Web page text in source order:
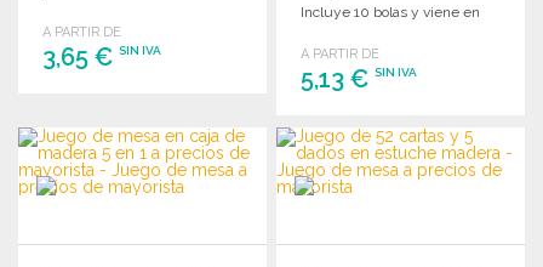
A PARTIR DE
3,65 € SIN IVA
Solicitar un presupuesto
Incluye 10 bolas y viene en
A PARTIR DE
5,13 €SIN IVA
PEDIR
Solicitar un presupuesto